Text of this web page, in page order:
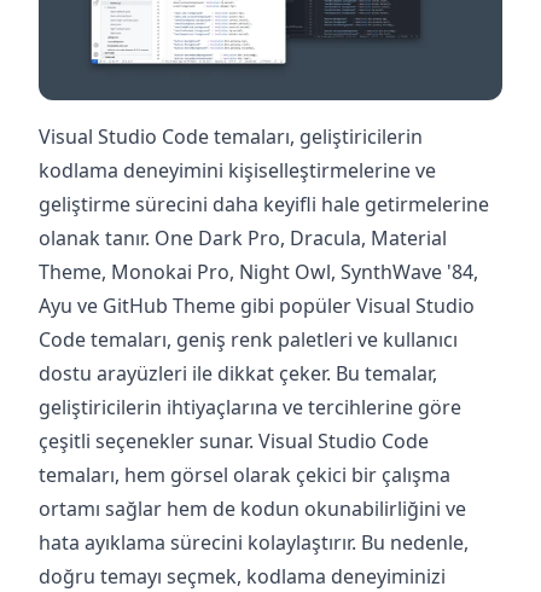
Visual Studio Code temaları, geliştiricilerin
kodlama deneyimini kişiselleştirmelerine ve
geliştirme sürecini daha keyifli hale getirmelerine
olanak tanır. One Dark Pro, Dracula, Material
Theme, Monokai Pro, Night Owl, SynthWave '84,
Ayu ve GitHub Theme gibi popüler Visual Studio
Code temaları, geniş renk paletleri ve kullanıcı
dostu arayüzleri ile dikkat çeker. Bu temalar,
geliştiricilerin ihtiyaçlarına ve tercihlerine göre
çeşitli seçenekler sunar. Visual Studio Code
temaları, hem görsel olarak çekici bir çalışma
ortamı sağlar hem de kodun okunabilirliğini ve
hata ayıklama sürecini kolaylaştırır. Bu nedenle,
doğru temayı seçmek, kodlama deneyiminizi